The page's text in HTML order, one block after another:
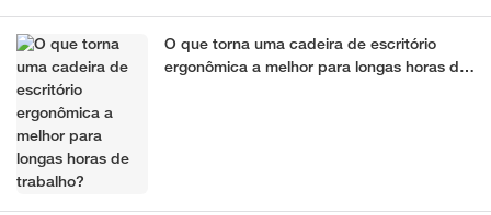
O que torna uma cadeira de escritório
ergonômica a melhor para longas horas de